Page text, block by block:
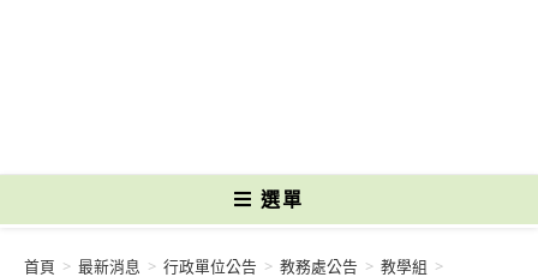
選單
首頁 > 最新消息 > 行政單位公告 > 教務處公告 > 教學組 >